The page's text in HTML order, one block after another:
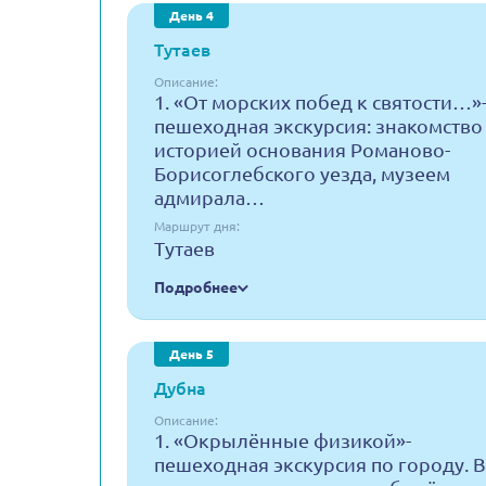
День 4
Тутаев
Описание:
1. «От морских побед к святости…»-
пешеходная экскурсия: знакомство
историей основания Романово-
Борисоглебского уезда, музеем
адмирала…
Маршрут дня:
Тутаев
Подробнее
День 5
Дубна
Описание:
1. «Окрылённые физикой»-
пешеходная экскурсия по городу. В